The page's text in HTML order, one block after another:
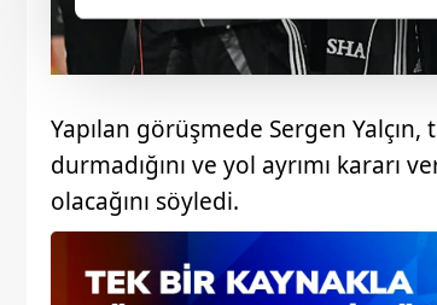
Sizlere daha iyi bir hizmet sunabilmek
reklam/pazarlama faaliyetlerinin
Çerezlere ilişkin tercihlerinizi aşağıda
butonuna tıklayabilir,Çerez
6698 sayılı Kişisel Verilerin Korunması
Yapılan görüşmede Sergen Yalçın,
durmadığını ve yol ayrımı kararı
olacağını söyledi.